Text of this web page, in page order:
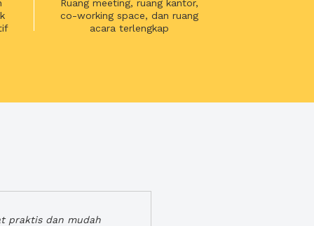
Ruang meeting, ruang kantor,
co-working space, dan ruang
acara terlengkap
praktis dan mudah